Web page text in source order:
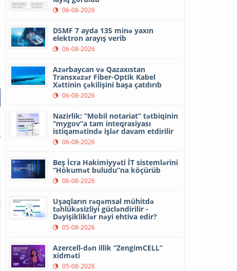
06-08-2026
DSMF 7 ayda 135 minə yaxın
elektron arayış verib
06-08-2026
Azərbaycan və Qazaxıstan
Transxəzər Fiber-Optik Kabel
Xəttinin çəkilişini başa çatdırıb
06-08-2026
Nazirlik: “Mobil notariat” tətbiqinin
“mygov”a tam inteqrasiyası
istiqamətində işlər davam etdirilir
06-08-2026
Beş İcra Hakimiyyəti İT sistemlərini
“Hökumət buludu”na köçürüb
06-08-2026
Uşaqların rəqəmsal mühitdə
təhlükəsizliyi gücləndirilir -
Dəyişikliklər nəyi ehtiva edir?
05-08-2026
Azercell-dən illik “ZengimCELL”
xidməti
05-08-2026